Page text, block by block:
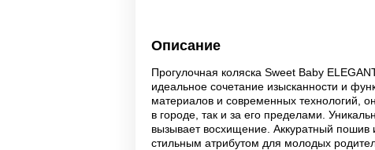
Описание
Прогулочная коляска Sweet Baby
идеальное сочетание изысканности и
материалов и современных технологий,
в городе, так и за его пределами.
вызывает восхищение. Аккуратный пошив
стильным атрибутом для молодых